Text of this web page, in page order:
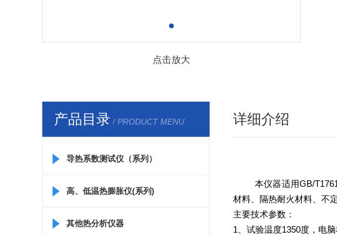
点击放大
产品目录 / PRODUCT MENU
导热系数测试仪（系列）
高、低温热膨胀仪(系列)
其他热分析仪器
详细介绍
本仪器适用GB/
材料、隔热耐火材料、不
主要技术参数：
1 试验温度1350度，电脑